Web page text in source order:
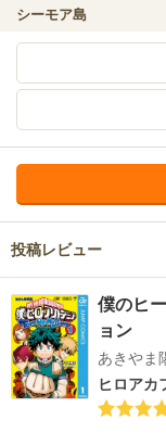
シーモア島
投稿レビュー
僕のヒ
ョン
あきやま
ヒロアカ